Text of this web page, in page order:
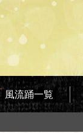
風流踊一覧